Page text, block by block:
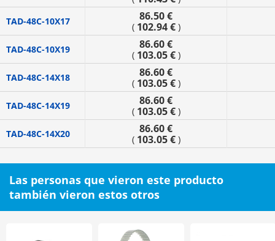
TAD-48C-10X17 86.50 €
( 102.94 €)
TAD-48C-10X19 86.60 €
( 103.05 €)
TAD-48C-14X18 86.60 €
( 103.05 €)
TAD-48C-14X19 86.60 €
( 103.05 €)
TAD-48C-14X20 86.60 €
( 103.05 €)
Las personas que vieron este producto
también vieron estos otros